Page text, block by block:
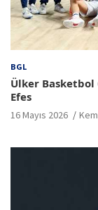
BGL
Ülker Basketbol
Efes
16 Mayıs 2026